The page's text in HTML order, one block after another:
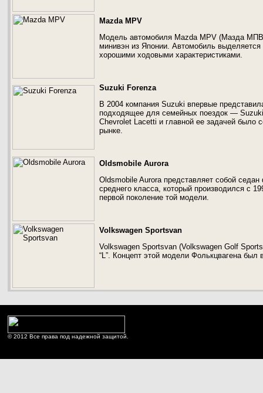
Mazda MPV
Модель автомобиля Mazda MPV (Мазда
минивэн из Японии. Автомобиль
хорошими ходовыми характеристиками.
Suzuki Forenza
В 2004 компания Suzuki впервые
подходящее для семейных поездок —
Chevrolet Lacetti и главной ее задачей было
рынке.
Oldsmobile Aurora
Oldsmobile Aurora представляет собой
среднего класса, который производился с
первой поколение той модели.
Volkswagen Sportsvan
Volkswagen Sportsvan (Volkswagen Golf
“L”. Концепт этой модели Фолькцвагена
© 2012 Все права под надежной защитой.